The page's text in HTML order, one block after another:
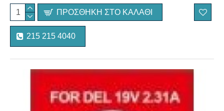
ΠΡΟΣΘΉΚΗ ΣΤΟ ΚΑΛΆΘΙ
215 215 4040